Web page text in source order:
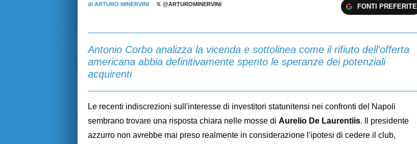
di ARTURO MINERVINI @ARTUROMINERVINI FONTI PREFERITE
Antonio Corbo analizza la vicenda e sottolinea come il rifiuto dell'offerta
americana abbia definitivamente spento le speranze dei potenziali
acquirenti
Le recenti indiscrezioni sull'interesse di investitori statunitensi nei confronti del Napoli
sembrano trovare una risposta chiara nelle mosse di Aurelio De Laurentiis. Il presidente
azzurro non avrebbe mai preso realmente in considerazione l'ipotesi di cedere il club,